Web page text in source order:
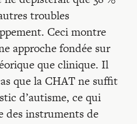
troubles
Ceci montre
approche fondée sur
que clinique. Il
que la CHAT ne suffit
d’autisme, ce qui
des instruments de